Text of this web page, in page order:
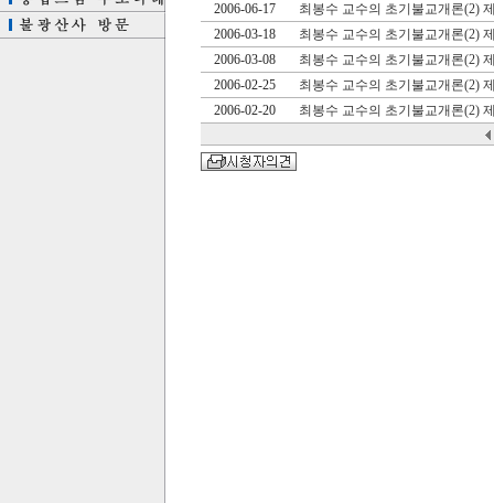
2006-06-17
최봉수 교수의 초기불교개론(2)
2006-03-18
최봉수 교수의 초기불교개론(2)
2006-03-08
최봉수 교수의 초기불교개론(2)
2006-02-25
최봉수 교수의 초기불교개론(2)
2006-02-20
최봉수 교수의 초기불교개론(2)